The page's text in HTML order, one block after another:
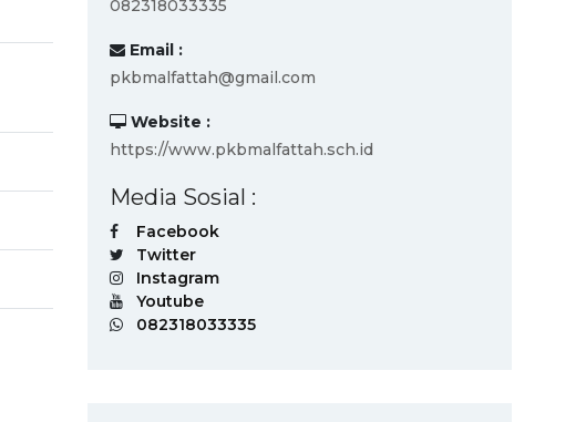
082318033335
Email :
pkbmalfattah@gmail.com
Website :
https://www.pkbmalfattah.sch.id
Media Sosial :
Facebook
Twitter
Instagram
Youtube
082318033335